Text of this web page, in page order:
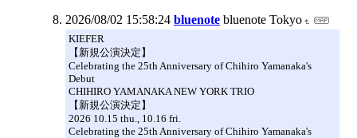
2026/08/02 15:58:24 bluenote bluenote Tokyo
KIEFER
【新規公演決定】
Celebrating the 25th Anniversary of Chihiro Yamanaka's
Debut
CHIHIRO YAMANAKA NEW YORK TRIO
【新規公演決定】
2026 10.15 thu., 10.16 fri.
Celebrating the 25th Anniversary of Chihiro Yamanaka's